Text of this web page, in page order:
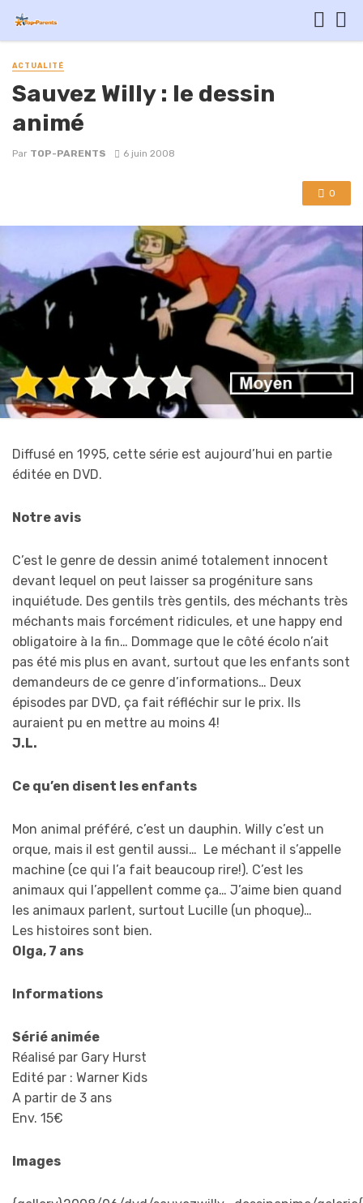
ACTUALITÉ
Sauvez Willy : le dessin
animé
Par TOP-PARENTS 6 juin 2008
0
Diffusé en 1995, cette série est aujourd’hui en partie
éditée en DVD.
Notre avis
C’est le genre de dessin animé totalement innocent
devant lequel on peut laisser sa progéniture sans
inquiétude. Des gentils très gentils, des méchants très
méchants mais forcément ridicules, et une happy end
obligatoire à la fin… Dommage que le côté écolo n’ait
pas été mis plus en avant, surtout que les enfants sont
demandeurs de ce genre d’informations… Deux
épisodes par DVD, ça fait réfléchir sur le prix. Ils
auraient pu en mettre au moins 4!
J.L.
Ce qu’en disent les enfants
Mon animal préféré, c’est un dauphin. Willy c’est un
orque, mais il est gentil aussi… Le méchant il s’appelle
machine (ce qui l’a fait beaucoup rire!). C’est les
animaux qui l’appellent comme ça… J’aime bien quand
les animaux parlent, surtout Lucille (un phoque)…
Les histoires sont bien.
Olga, 7 ans
Informations
Sérié animée
Réalisé par Gary Hurst
Edité par : Warner Kids
A partir de 3 ans
Env. 15€
Images